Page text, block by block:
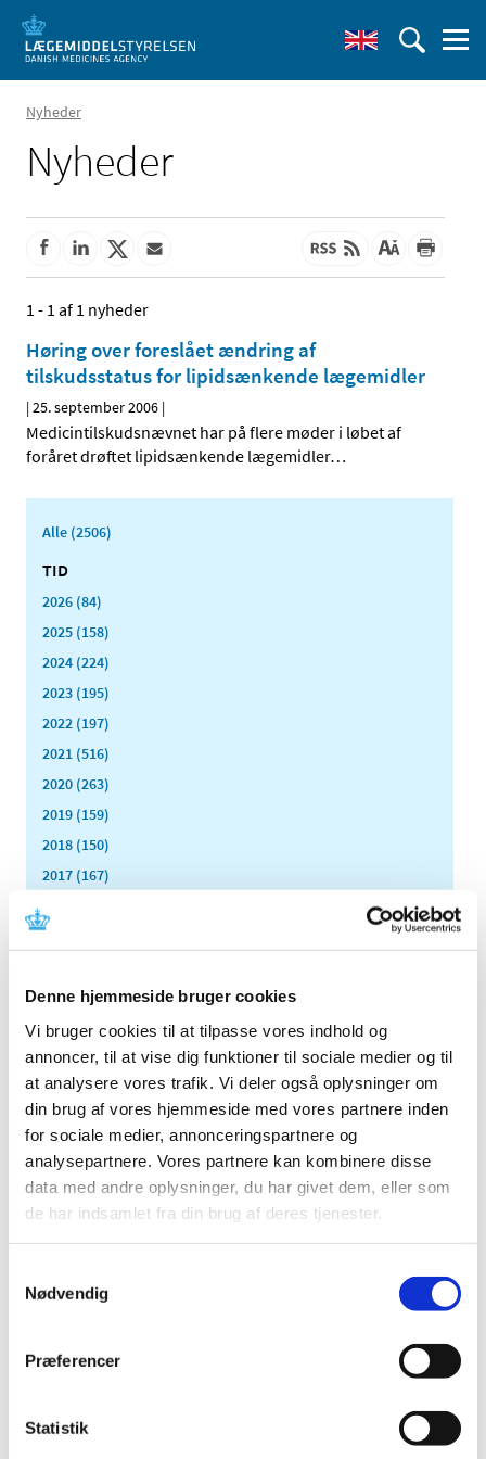
Denne hjemmeside bruger cookies
Vi bruger cookies til at tilpasse vores indhold og
annoncer, til at vise dig funktioner til sociale medier og til
at analysere vores trafik. Vi deler også oplysninger om
din brug af vores hjemmeside med vores partnere inden
for sociale medier, annonceringspartnere og
analysepartnere. Vores partnere kan kombinere disse
data med andre oplysninger, du har givet dem, eller som
de har indsamlet fra din brug af deres tjenester.
Nødvendig
Præferencer
Statistik
Nyheder
Nyheder
1 - 1 af 1 nyheder
Høring over foreslået ændring af
tilskudsstatus for lipidsænkende lægemidler
|25. september 2006 |
Medicintilskudsnævnet har på flere møder i løbet af
foråret drøftet lipidsænkende lægemidler…
Alle (2506)
TID
2026 (84)
2025 (158)
2024 (224)
2023 (195)
2022 (197)
2021 (516)
2020 (263)
2019 (159)
2018 (150)
2017 (167)
2015 (33)
2013 (49)
2012 (44)
2011 (13)
2010 (7)
2009 (14)
2007 (3)
2006 (9)
oktober (1)
juli (2)